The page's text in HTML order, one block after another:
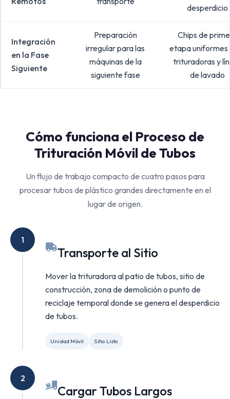
desperdicio
Integración
en la Fase
Siguiente
Preparación
irregular para las
máquinas de la
siguiente fase
Chips de
etapa uniformes
trituradoras y
de lavado
Cómo funciona el Proceso de
Trituración Móvil de Tubos
Un flujo de trabajo compacto de cuatro pasos para
procesar tubos de plástico grandes directamente en el
lugar de origen.
1
Transporte al Sitio
Mover la trituradora al patio de tubos, sitio de
construcción, zona de demolición o punto de
reciclaje temporal donde se genera el desperdicio
de tubos.
Unidad Móvil Sitio Listo
2
Cargar Tubos Largos